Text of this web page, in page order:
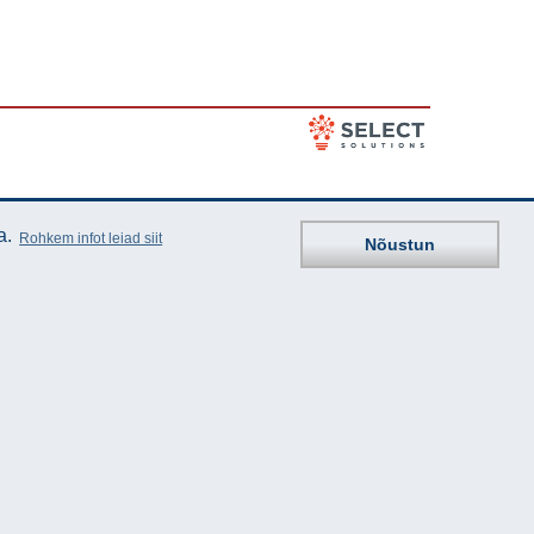
Rohkem infot leiad siit Nõustun